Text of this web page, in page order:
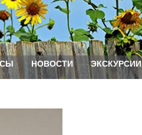
НОВОСТИ ЭКСКУРСИИ